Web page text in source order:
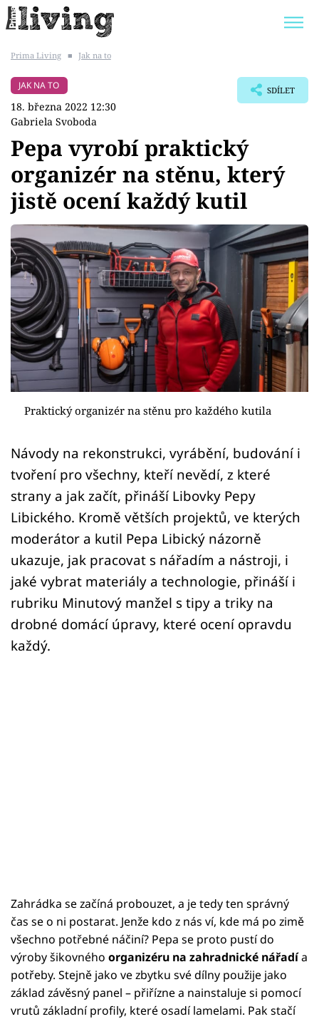
BYDLENÍ SLAVNÝCH
Témata
Bydlení
Zahrada
Design
Sledujte prima+
Přihlášení
Sledujte nás
Prima Living ■ Jak na to
JAK NA TO
18. března 2022 12:30
Gabriela Svoboda
SDÍLET
Pepa vyrobí praktický
organizér na stěnu, který
jistě ocení každý kutil
Praktický organizér na stěnu pro každého kutila
Návody na rekonstrukci, vyrábění, budování i
tvoření pro všechny, kteří nevědí, z které
strany a jak začít, přináší Libovky Pepy
Libického. Kromě větších projektů, ve kterých
moderátor a kutil Pepa Libický názorně
ukazuje, jak pracovat s nářadím a nástroji, i
jaké vybrat materiály a technologie, přináší i
rubriku Minutový manžel s tipy a triky na
drobné domácí úpravy, které ocení opravdu
každý.
Zahrádka se začíná probouzet, a je tedy ten správný
čas se o ni postarat. Jenže kdo z nás ví, kde má po zimě
všechno potřebné náčiní? Pepa se proto pustí do
výroby šikovného organizéru na zahradnické nářadía
potřeby. Stejně jako ve zbytku své dílny použije jako
základ závěsný panel – přiřízne a nainstaluje si pomocí
vrutů základní profily, které osadí lamelami. Pak stačí